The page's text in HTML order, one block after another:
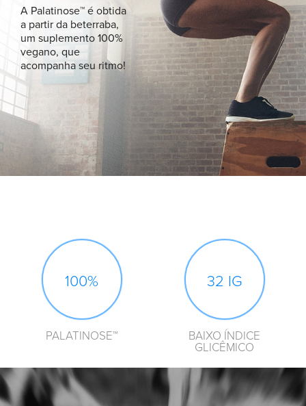
A Palatinose™ é obtida
a partir da beterraba,
um suplemento 100%
vegano, que
acompanha seu ritmo!
100%
PALATINOSE™
32 IG
BAIXO ÍNDICE
GLICÊMICO